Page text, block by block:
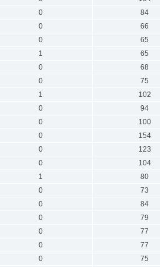
0 84
0 66
0 65
1 65
0 68
0 75
1 102
0 94
0 100
0 154
0 123
0 104
1 80
0 73
0 84
0 79
0 77
0 77
0 75